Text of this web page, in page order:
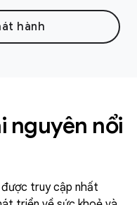
hành
nguyên nổi
được truy cập nhất